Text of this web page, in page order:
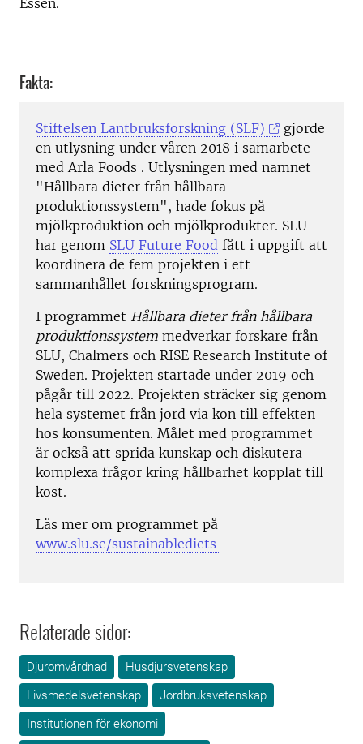
Essen.
Fakta:
Stiftelsen Lantbruksforskning (SLF)
gjorde
en utlysning under våren 2018 i samarbete
med Arla Foods . Utlysningen med namnet
"Hållbara dieter från hållbara
produktionssystem", hade fokus på
mjölkproduktion och mjölkprodukter. SLU
har genom SLU Future Food fått i uppgift att
koordinera de fem projekten i ett
sammanhållet forskningsprogram.
I programmet Hållbara dieter från hållbara
produktionssystem medverkar forskare från
SLU, Chalmers och RISE Research Institute of
Sweden. Projekten startade under 2019 och
pågår till 2022. Projekten sträcker sig genom
hela systemet från jord via kon till effekten
hos konsumenten. Målet med programmet
är också att sprida kunskap och diskutera
komplexa frågor kring hållbarhet kopplat till
kost.
Läs mer om programmet på
www.slu.se/sustainablediets
Relaterade sidor:
Djuromvårdnad
Husdjursvetenskap
Livsmedelsvetenskap
Jordbruksvetenskap
Institutionen för ekonomi